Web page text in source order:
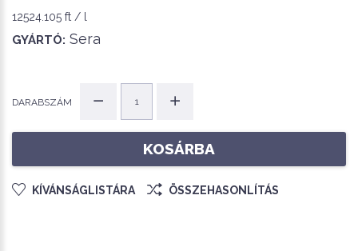
12524.105 ft / l
GYÁRTÓ: Sera
DARABSZÁM
KOSÁRBA
KÍVÁNSÁGLISTÁRA ÖSSZEHASONLÍTÁS